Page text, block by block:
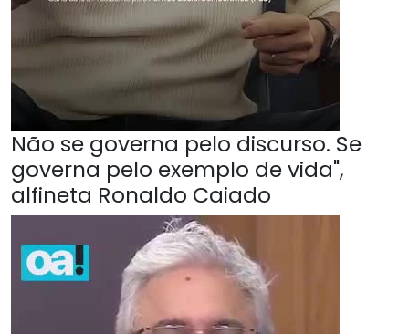
Não se governa pelo discurso. Se
governa pelo exemplo de vida",
alfineta Ronaldo Caiado